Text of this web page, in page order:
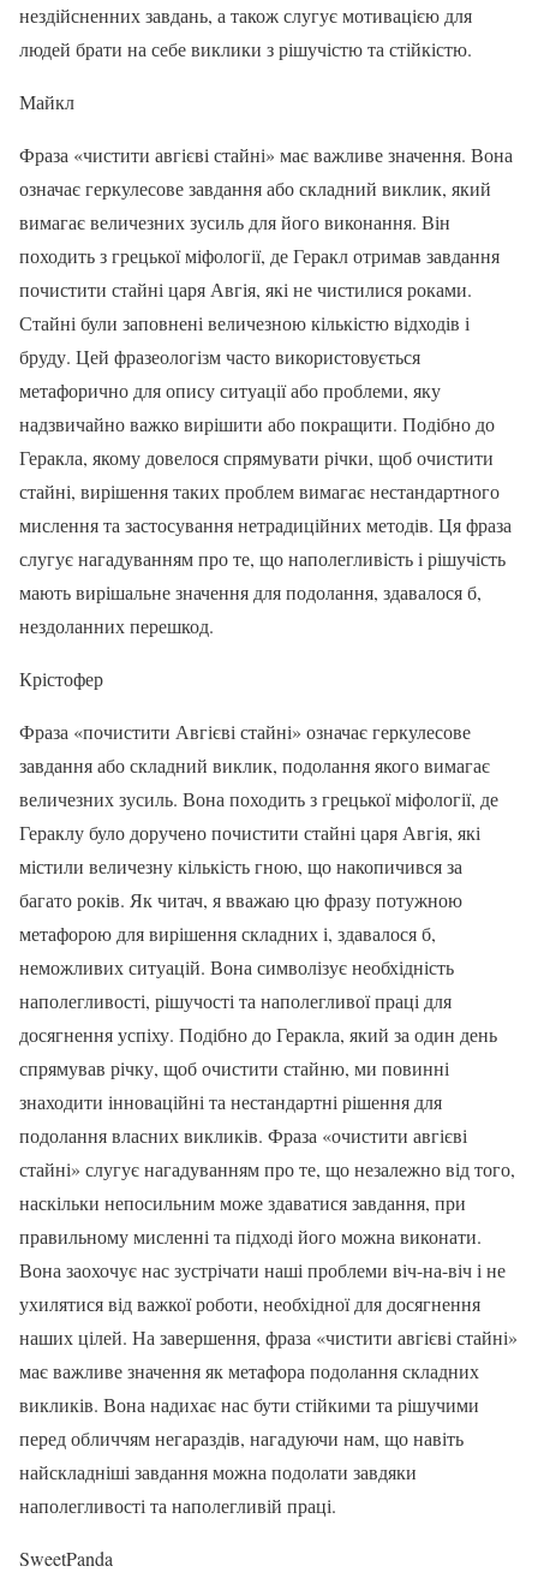
нездійсненних завдань, а також слугує мотивацією для
людей брати на себе виклики з рішучістю та стійкістю.
Майкл
Фраза «чистити авгієві стайні» має важливе значення. Вона
означає геркулесове завдання або складний виклик, який
вимагає величезних зусиль для його виконання. Він
походить з грецької міфології, де Геракл отримав завдання
почистити стайні царя Авгія, які не чистилися роками.
Стайні були заповнені величезною кількістю відходів і
бруду. Цей фразеологізм часто використовується
метафорично для опису ситуації або проблеми, яку
надзвичайно важко вирішити або покращити. Подібно до
Геракла, якому довелося спрямувати річки, щоб очистити
стайні, вирішення таких проблем вимагає нестандартного
мислення та застосування нетрадиційних методів. Ця фраза
слугує нагадуванням про те, що наполегливість і рішучість
мають вирішальне значення для подолання, здавалося б,
нездоланних перешкод.
Крістофер
Фраза «почистити Авгієві стайні» означає геркулесове
завдання або складний виклик, подолання якого вимагає
величезних зусиль. Вона походить з грецької міфології, де
Гераклу було доручено почистити стайні царя Авгія, які
містили величезну кількість гною, що накопичився за
багато років. Як читач, я вважаю цю фразу потужною
метафорою для вирішення складних і, здавалося б,
неможливих ситуацій. Вона символізує необхідність
наполегливості, рішучості та наполегливої праці для
досягнення успіху. Подібно до Геракла, який за один день
спрямував річку, щоб очистити стайню, ми повинні
знаходити інноваційні та нестандартні рішення для
подолання власних викликів. Фраза «очистити авгієві
стайні» слугує нагадуванням про те, що незалежно від того,
наскільки непосильним може здаватися завдання, при
правильному мисленні та підході його можна виконати.
Вона заохочує нас зустрічати наші проблеми віч-на-віч і не
ухилятися від важкої роботи, необхідної для досягнення
наших цілей. На завершення, фраза «чистити авгієві стайні»
має важливе значення як метафора подолання складних
викликів. Вона надихає нас бути стійкими та рішучими
перед обличчям негараздів, нагадуючи нам, що навіть
найскладніші завдання можна подолати завдяки
наполегливості та наполегливій праці.
SweetPanda